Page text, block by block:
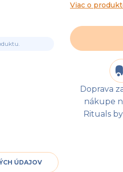
Viac o
Doprava
nákupe
Rituals
ÚDAJOV